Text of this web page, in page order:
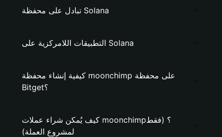
تبادل على محفظة Solana
التطبيقات اللامركزية على Solana
كيفية إنشاء محفظة moonchimp على محفظة
Bitget؟
كيف يُمكن شراء عملات moonchimp؟ (فقط
لمشروع العملة)